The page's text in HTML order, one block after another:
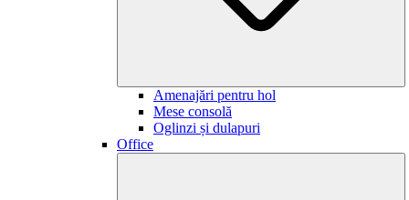
Amenajări pentru hol
Mese consolă
Oglinzi și dulapuri
Office